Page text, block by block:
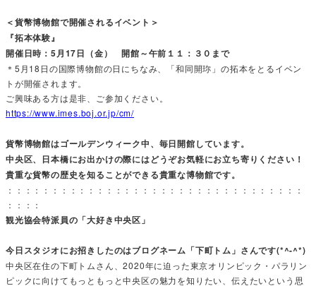
＜貨幣博物館で開催されるイベント＞
『拓本体験』
開催日時：5月17日（金） 開館～午前１１：３０まで
＊5月18日の国際博物館の日にちなみ、「和同開珎」の拓本をとるイベン
トが開催されます。
ご興味ある方は是非、ご参加ください。
https://www.imes.boj.or.jp/cm/
貨幣博物館はゴールデンウィーク中、毎日開館しています。
中央区、日本橋にお出かけの際にはどうぞお気軽にお立ち寄りください！
貴重な貨幣の歴史を知ることができる貴重な博物館です。
：：：：：：：：：：：：：：：：：：：：：：：：：：：：：：：：：
：：：：
観光協会特派員の「大好き中央区」
今日スタジオにお招きしたのはブログネーム「下町トム」さんです(*^-^*)
中央区在住の下町トムさん、2020年に迫った東京オリンピック・パラリン
ピックに向けてもっともっと中央区の魅力を知りたい、伝えたいという思